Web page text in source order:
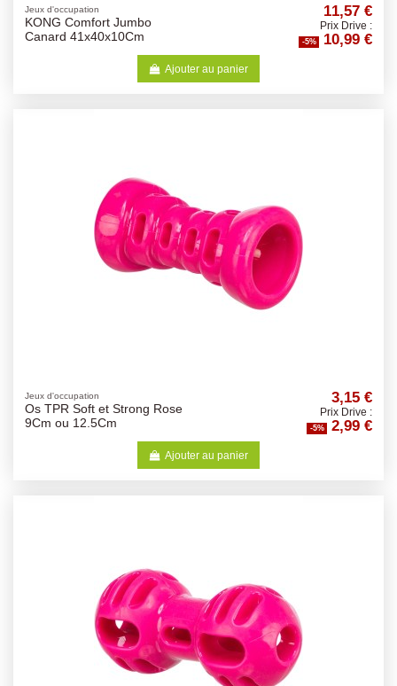
Jeux d'occupation
KONG Comfort Jumbo
Canard 41x40x10Cm
11,57 €
Prix Drive :
-5% 10,99 €
Ajouter au panier
Jeux d'occupation
Os TPR Soft et Strong Rose
9Cm ou 12.5Cm
3,15 €
Prix Drive :
-5% 2,99 €
Ajouter au panier